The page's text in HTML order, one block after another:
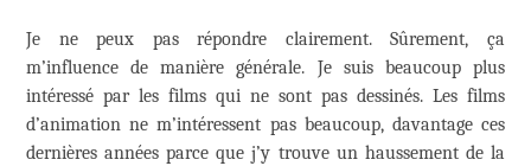
Je ne peux pas répondre clairement. Sûrement, ça
m’influence de manière générale. Je suis beaucoup plus
intéressé par les films qui ne sont pas dessinés. Les films
d’animation ne m’intéressent pas beaucoup, davantage ces
dernières années parce que j’y trouve un haussement de la